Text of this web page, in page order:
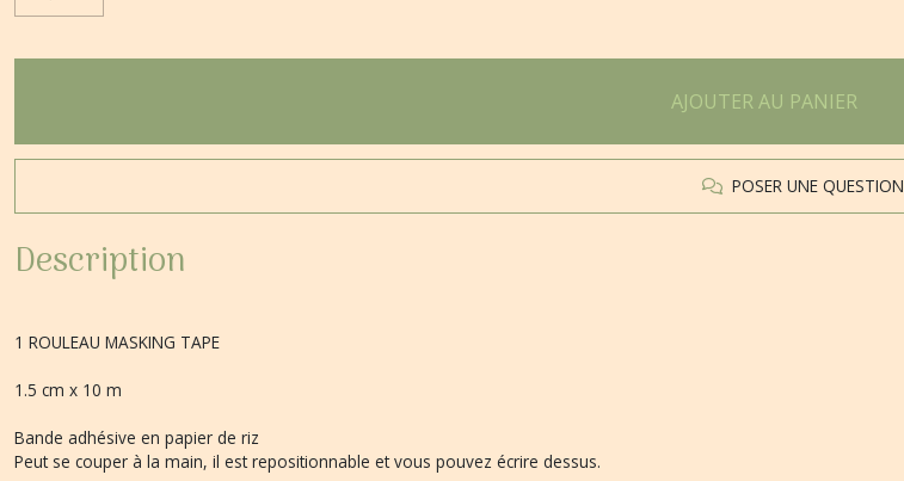
AJOUTER AU PANIER
POSER UNE QUESTION
Description
1 ROULEAU MASKING TAPE
1.5 cm x 10 m
Bande adhésive en papier de riz
Peut se couper à la main, il est repositionnable et vous pouvez écrire dessus.